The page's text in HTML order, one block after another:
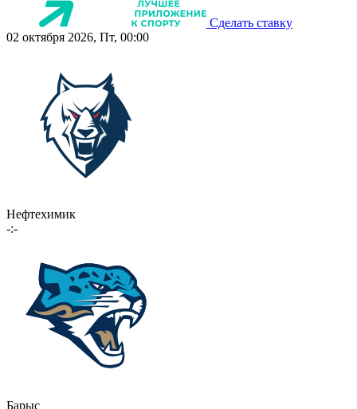
Сделать ставку
02 октября 2026, Пт, 00:00
Нефтехимик
-:-
Барыс